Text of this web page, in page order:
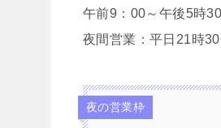
午前9：00～午後5時
夜間営業：平日21時
夜の営業枠